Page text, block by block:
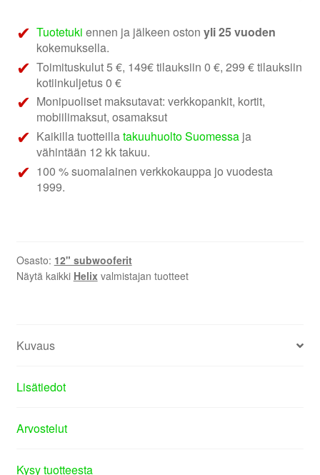
Tuotetuki ennen ja jälkeen ostonyli 25 vuoden
kokemuksella.
Toimituskulut 5 €, 149€ tilauksiin 0 €, 299 € tilauksiin
kotiinkuljetus 0 €
Monipuoliset maksutavat: verkkopankit, kortit,
mobiilimaksut, osamaksut
Kaikilla tuotteillatakuuhuolto Suomessa ja
vähintään 12 kk takuu.
100 % suomalainen verkkokauppa jo vuodesta
1999.
Osasto: 12" subwooferit
Näytä kaikki Helix valmistajan tuotteet
Kuvaus
Lisätiedot
Arvostelut
Kysy tuotteesta